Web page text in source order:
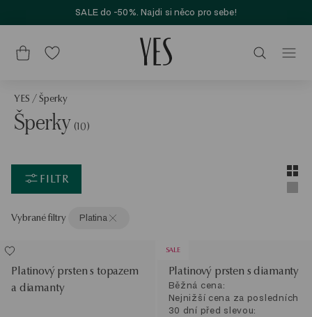
SALE do -50%. Najdi si něco pro sebe!
YES /Šperky
Šperky (10)
FILTR
Vybrané filtry Platina
Platinový prsten s topazem
a diamanty
SALE
Platinový prsten s diamanty
Běžná cena:
Nejnižší cena za posledních
30 dní před slevou: